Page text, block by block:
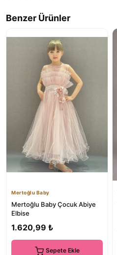
Benzer Ürünler
Mertoğlu Baby
Mertoğlu Baby Çocuk Abiye
Elbise
1.620,99 ₺
Sepete Ekle